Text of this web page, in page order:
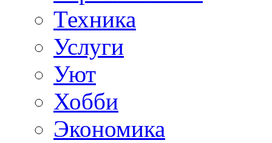
Техника
Услуги
Уют
Хобби
Экономика